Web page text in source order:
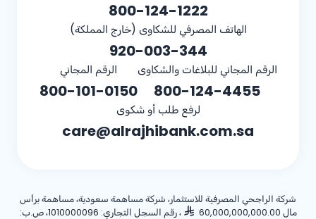
800-124-1222
الهاتف المصرفي للشكاوى (خارج المملكة)
920-003-344
الرقم المجاني للبلاغات والشكاوى
800-124-4455
الرقم المجاني
800-101-0150
لرفع طلب أو شكوى
care@alrajhibank.com.sa
شركة الراجحي المصرفية للاستثمار، شركة مساهمة سعودية، مساهمة برأس
مال 60,000,000,000.00
، رقم السجل التجاري: 1010000096، ص.ب: